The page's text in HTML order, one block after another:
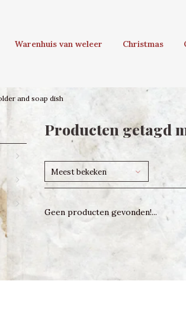
Warenhuis van weleer Christmas
and soap dish
Producten getagd
Meest bekeken
Geen producten gevonden!...